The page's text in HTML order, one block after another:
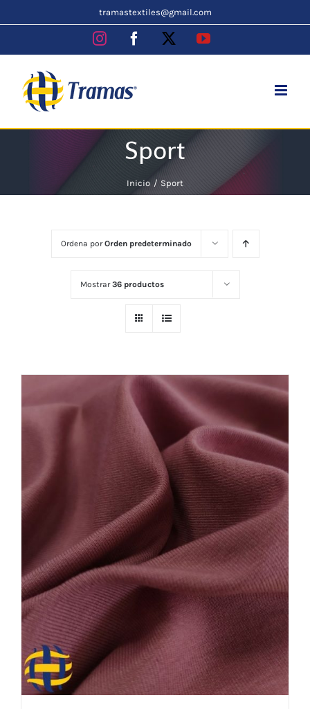
to
tramastextiles@gmail.com
InstagramFacebook YouTube
Sport
Inicio Sport
Ordena porOrden predeterminado
Mostrar36 productos